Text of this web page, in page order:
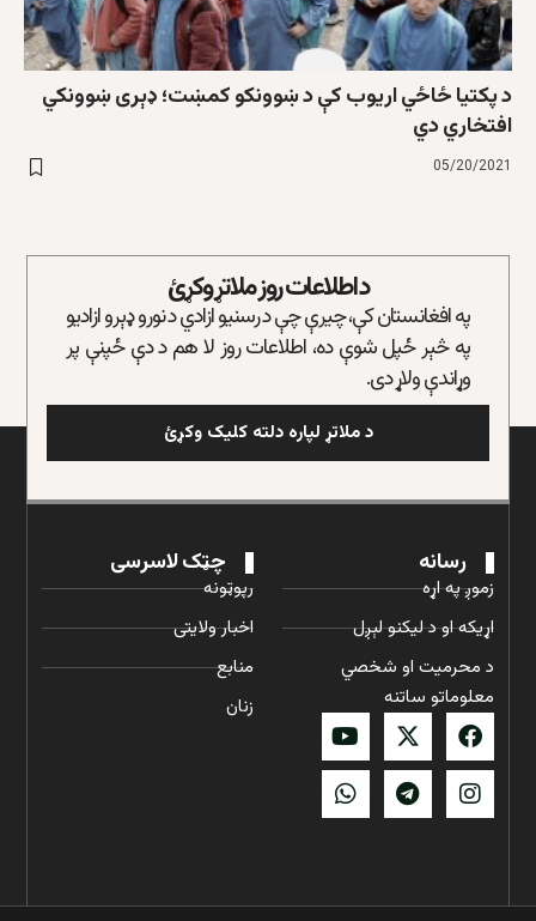
د پکتیا ځاځي اریوب کې د ښوونکو کمښت؛ ډېری ښوونکي
افتخاري دي
05/20/2021
د اطلاعات روز ملاتړ وکړئ
په افغانستان کې، چیرې چې د رسنیو ازادي د نورو ډېرو ازادیو
په څېر ځپل شوې ده، اطلاعات روز لا هم د دې ځپنې پر
وړاندې ولاړ دی.
د ملاتړ لپاره دلته کلیک وکړئ
رسانه
زموږ په اړه
اړیکه او د لیکنو لېږل
د محرمیت او شخصي
معلوماتو ساتنه
چټک لاسرسی
رپوټونه
اخبار ولایتی
منابع
زنان